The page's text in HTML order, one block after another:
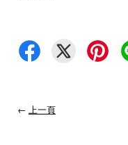
← 上一頁